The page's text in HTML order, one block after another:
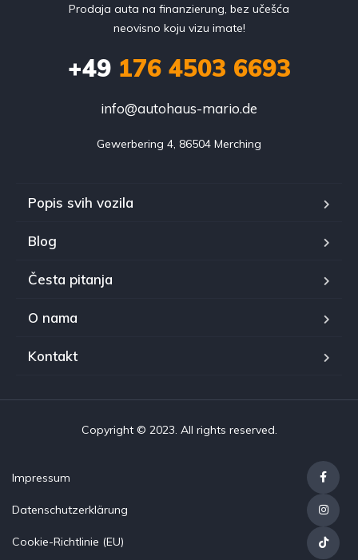
Prodaja auta na finanzierung, bez učešća
neovisno koju vizu imate!
+49176 4503 6693
info@autohaus-mario.de
Gewerbering 4, 86504 Merching
Popis svih vozila
Blog
Česta pitanja
O nama
Kontakt
Copyright © 2023. All rights reserved.
Impressum
Datenschutzerklärung
Cookie-Richtlinie (EU)